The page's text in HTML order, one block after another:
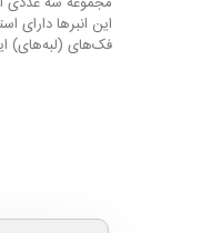
این انبرها دارای
فک‌های (لبه‌های)